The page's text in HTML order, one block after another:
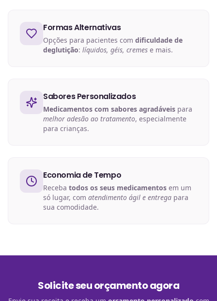
Formas Alternativas
Opções para pacientes com dificuldade de
deglutição: líquidos, géis, cremes e mais.
Sabores Personalizados
Medicamentos com sabores agradáveis para
melhor adesão ao tratamento, especialmente
para crianças.
Economia de Tempo
Receba todos os seus medicamentos em um
só lugar, com atendimento ágil e entrega para
sua comodidade.
Solicite seu orçamento agora